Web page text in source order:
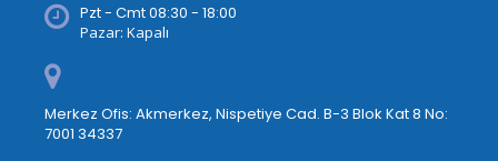
Pzt - Cmt 08:30 - 18:00
Pazar: Kapalı
Merkez Ofis: Akmerkez, Nispetiye Cad. B-3 Blok Kat 8 No:
7001 34337